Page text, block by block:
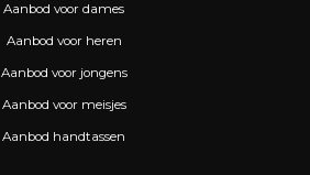
Aanbod voor dames
Aanbod voor heren
Aanbod voor jongens
Aanbod voor meisjes
Aanbod handtassen